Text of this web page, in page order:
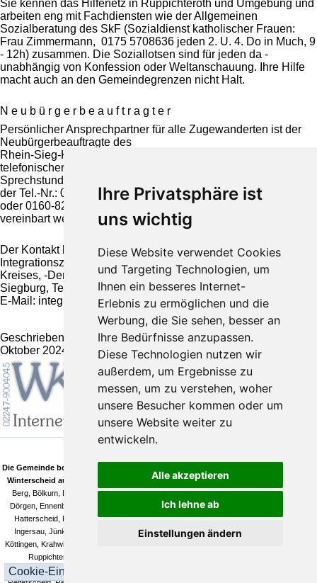
Ihre Privatsphäre ist
uns wichtig
Diese Website verwendet Cookies
und Targeting Technologien, um
Ihnen ein besseres Internet-
Erlebnis zu ermöglichen und die
Werbung, die Sie sehen, besser an
Ihre Bedürfnisse anzupassen.
Diese Technologien nutzen wir
außerdem, um Ergebnisse zu
messen, um zu verstehen, woher
unsere Besucher kommen oder um
unsere Website weiter zu
entwickeln.
Alle akzeptieren
Ich lehne ab
Einstellungen ändern
Sie kennen das Hilfenetz in Ruppichteroth und Umgebung und
arbeiten eng mit Fachdiensten wie der Allgemeinen
Sozialberatung des SkF (Sozialdienst katholischer Frauen:
Frau Zimmermann, 0175 5708636 jeden 2. U. 4. Do in Much, 9
- 12h) zusammen. Die Soziallotsen sind für jeden da -
unabhängig von Konfession oder Weltanschauung. Ihre Hilfe
macht auch an den Gemeindegrenzen nicht Halt.
N e u b ü r g e r b e a u f t r a g t e r
Persönlicher Ansprechpartner für alle Zugewanderten ist der
Neubürgerbeauftragte des
Rhein-Sieg-Kreises, Ludwig Neuber. Er bietet nach
telefonischer Vereinbarung
Sprechstunden an. Termine können mit ihm telefonisch unter
der Tel.-Nr.: 02295-902318
oder 0160-8230810 oder per E-Mail an ludwig@neuber.de
vereinbart werden.
Der Kontakt kann auch über das Kommunale
Integrationszentrum des Rhein-Sieg-
Kreises, -Der Landrat-, Kaiser-Wilhelm-Platz 1, 53721
Siegburg, Tel.-Nr.: 02241-132107,
E-Mail: integration@rhein-sieg-kreis.de hergestellt werden.
Geschrieben von Gemeinde Ruppichteroth amSonntag, 13.
Oktober 2024
Die Gemeinde besteht neben den drei Hauptorten Ruppichteroth, Schönenberg und
Winterscheid aus folgenden weiteren Ortsteilen:Ahe, Bacherhof, Bechlingen, Beiert,
Berg, Bölkum, Bornscheid, Bröleck, Brölerhof, Broscheid, Büchel, Damm, Derenbach,
Dörgen, Ennenbach, Fußberg, Fußhollen, Gießelbach, Hänscheid, Hambuchen, Harth,
Hatterscheid, Herrenbröl, Herrnstein, Hodgeroth, Holenfeld, Honscheid, Hove, Ifang,
Ingersau, Jünkersfeld, Junkersaurenbach, Kämerscheid, Kammerich, Kesselscheid,
Köttingen, Krahwinkel, Kuchem, Litterscheid, Millerscheid, Mittelsaurenbach, Neuenhof bei
Ruppichteroth, Neuenhof bei Winterscheid, Niederlückerath, Niederpropach,
Niedersaurenbach, Oberlückerath, Obersaurenbach, Oeleroth, Paulinenthal, Pulvermühle,
Cookie-Einstellungen